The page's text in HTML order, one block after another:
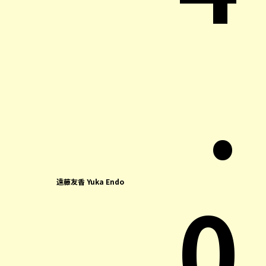
遠藤友香 Yuka Endo
.